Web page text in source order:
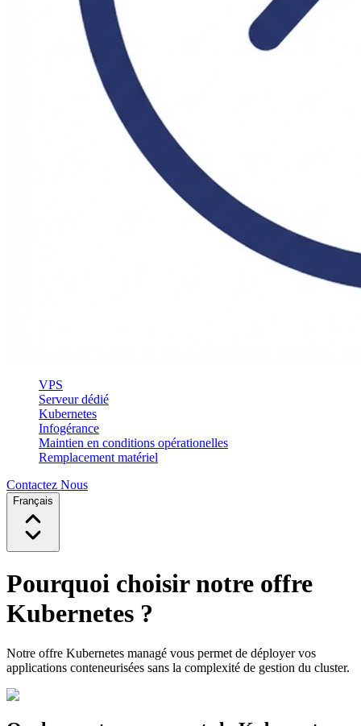
VPS
Serveur dédié
Kubernetes
Infogérance
Maintien en conditions opérationelles
Remplacement matériel
Contactez Nous
Français
Pourquoi choisir notre offre
Kubernetes ?
Notre offre Kubernetes managé vous permet de déployer vos
applications conteneurisées sans la complexité de gestion du cluster.